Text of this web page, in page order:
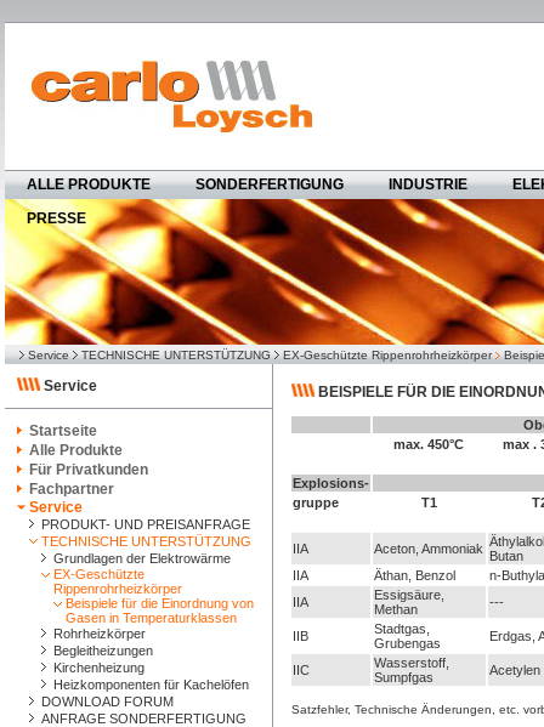
ALLE PRODUKTE SONDERFERTIGUNG INDUSTRIE
PRESSE
Service TECHNISCHE UNTERSTÜTZUNG EX-Geschützte Rippenrohrheizkörper
Service
Startseite
Alle Produkte
Für Privatkunden
Fachpartner
Service
PRODUKT- UND PREISANFRAGE
TECHNISCHE UNTERSTÜTZUNG
Grundlagen der Elektrowärme
EX-Geschützte
Rippenrohrheizkörper
Beispiele für die Einordnung von
Gasen in Temperaturklassen
Rohrheizkörper
Begleitheizungen
Kirchenheizung
Heizkomponenten für Kachelöfen
DOWNLOAD FORUM
ANFRAGE SONDERFERTIGUNG
BEISPIELE FÜR DIE
max. 450°C
max .
Explosions-
gruppe
T1
IIA Aceton, Ammoniak Butan
IIA
Äthan, Benzol
n-
IIA
Essigsäure,
Methan
---
IIB
Stadtgas,
Grubengas
Erdgas,
IIC
Wasserstoff,
Sumpfgas
Acetylen
Satzfehler, Technische Änderungen, etc.